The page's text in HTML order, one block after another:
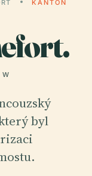
KANTON
byl